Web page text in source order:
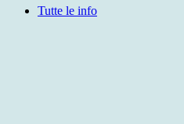
Tutte le info